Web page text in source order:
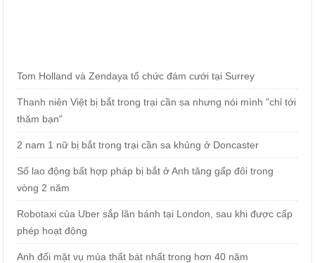
Tom Holland và Zendaya tổ chức đám cưới tại Surrey
Thanh niên Việt bị bắt trong trại cần sa nhưng nói mình "chỉ tới
thăm bạn"
2 nam 1 nữ bị bắt trong trại cần sa khủng ở Doncaster
Số lao động bất hợp pháp bị bắt ở Anh tăng gấp đôi trong
vòng 2 năm
Robotaxi của Uber sắp lăn bánh tại London, sau khi được cấp
phép hoạt động
Anh đối mặt vụ mùa thất bát nhất trong hơn 40 năm